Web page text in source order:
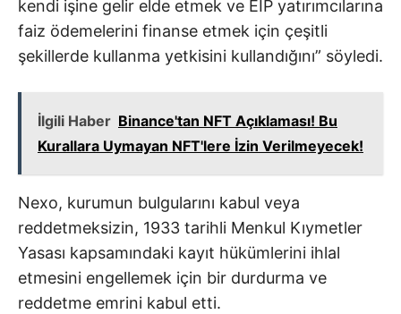
kendi işine gelir elde etmek ve EIP yatırımcılarına
faiz ödemelerini finanse etmek için çeşitli
şekillerde kullanma yetkisini kullandığını” söyledi.
İlgili Haber Binance'tan NFT Açıklaması! Bu
Kurallara Uymayan NFT'lere İzin Verilmeyecek!
Nexo, kurumun bulgularını kabul veya
reddetmeksizin, 1933 tarihli Menkul Kıymetler
Yasası kapsamındaki kayıt hükümlerini ihlal
etmesini engellemek için bir durdurma ve
reddetme emrini kabul etti.